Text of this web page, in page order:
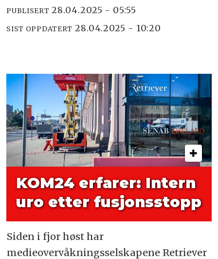
PUBLISERT 28.04.2025 - 05:55
SIST OPPDATERT 28.04.2025 - 10:20
KOM24 erfarer: Intern
uro etter fusjonsstopp
Siden i fjor høst har
medieovervåkningsselskapene Retriever